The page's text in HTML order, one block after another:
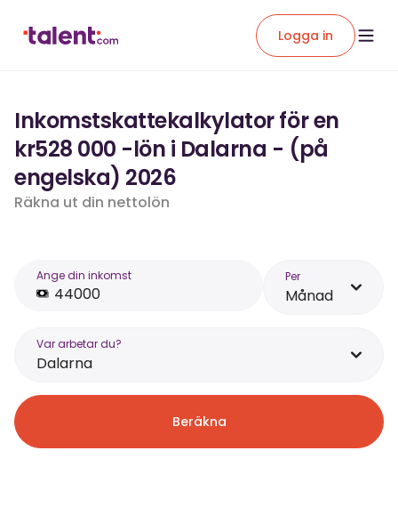
Logga in
Inkomstskattekalkylator för en
kr528 000 -lön i Dalarna - (på
engelska) 2026
Räkna ut din nettolön
Ange din inkomst Per
Månad
Var arbetar du?
Dalarna
Beräkna